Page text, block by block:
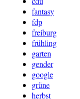
fantasy
fdp
freiburg
frühling
garten
gender
google
grüne
herbst